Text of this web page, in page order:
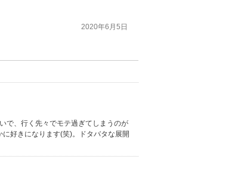
2020年6月5日
で、行く先々でモテ過ぎてしまうのが
好きになります(笑)。ドタバタな展開